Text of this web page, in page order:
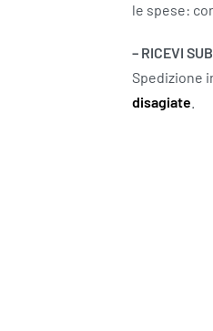
le spese:
– RICEVI
Spedizione
disagiate